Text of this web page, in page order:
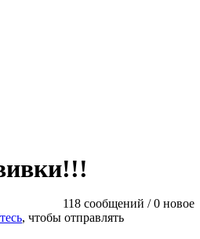
118 сообщений / 0 новое
, чтобы отправлять